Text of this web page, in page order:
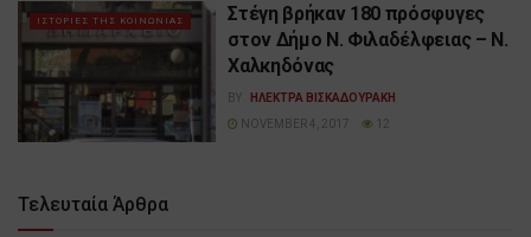
ΙΣΤΟΡΙΕΣ ΤΗΣ ΚΟΙΝΩΝΙΑΣ
Στέγη βρήκαν 180 πρόσφυγες
στον Δήμο Ν. Φιλαδέλφειας – Ν.
Χαλκηδόνας
BY
ΗΛΕΚΤΡΑ ΒΙΣΚΑΔΟΥΡΑΚΗ
NOVEMBER 4, 2017
12
Τελευταία Άρθρα